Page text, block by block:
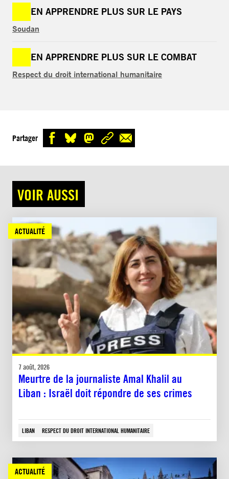
EN APPRENDRE PLUS SUR LE PAYS
Soudan
EN APPRENDRE PLUS SUR LE COMBAT
Respect du droit international humanitaire
Partager
VOIR AUSSI
ACTUALITÉ
7 août, 2026
Meurtre de la journaliste Amal Khalil au
Liban : Israël doit répondre de ses crimes
LIBAN RESPECT DU DROIT INTERNATIONAL HUMANITAIRE
ACTUALITÉ